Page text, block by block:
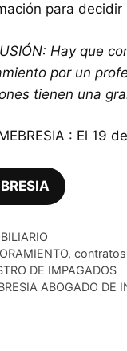
para decidir
Hay que
por un
tienen una
: El 19
,contratos
DE IMPAGADOS
ABOGADO DE